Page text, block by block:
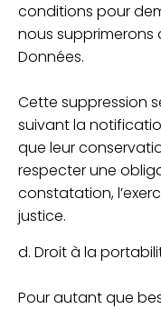
conditions pour
nous supprimerons
Données.
Cette suppression
suivant la
que leur
respecter une
constatation,
justice.
d. Droit à la
Pour autant que